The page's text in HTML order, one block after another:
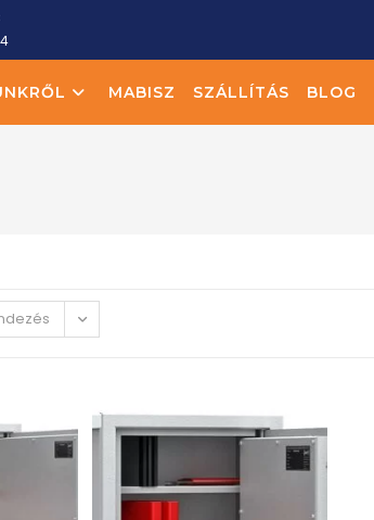
MABISZ SZÁLLÍTÁS BLOG